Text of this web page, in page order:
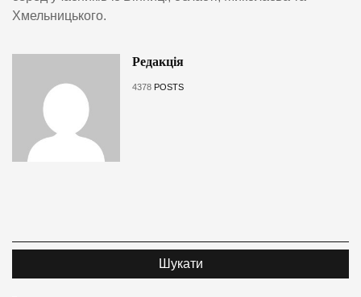
Хмельницького.
Редакція
4378 POSTS